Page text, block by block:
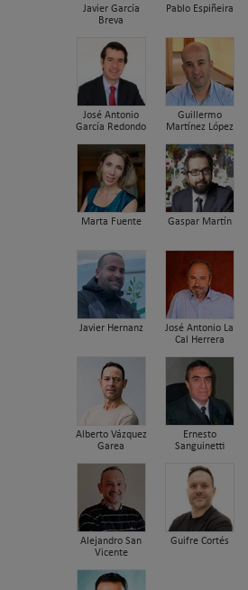
Javier García
Breva
Pablo Espiñeira
José Antonio
García Redondo
Guillermo
Martínez López
Marta Fuente Gaspar Martín
Javier Hernanz
José Antonio La
Cal Herrera
Alberto Vázquez
Garea
Ernesto
Sanguinetti
Alejandro San
Vicente
Guifre Cortés